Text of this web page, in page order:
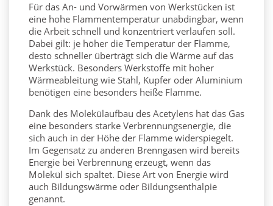
Für das An- und Vorwärmen von Werkstücken ist
eine hohe Flammentemperatur unabdingbar, wenn
die Arbeit schnell und konzentriert verlaufen soll.
Dabei gilt: je höher die Temperatur der Flamme,
desto schneller überträgt sich die Wärme auf das
Werkstück. Besonders Werkstoffe mit hoher
Wärmeableitung wie Stahl, Kupfer oder Aluminium
benötigen eine besonders heiße Flamme.
Dank des Molekülaufbau des Acetylens hat das Gas
eine besonders starke Verbrennungsenergie, die
sich auch in der Höhe der Flamme widerspiegelt.
Im Gegensatz zu anderen Brenngasen wird bereits
Energie bei Verbrennung erzeugt, wenn das
Molekül sich spaltet. Diese Art von Energie wird
auch Bildungswärme oder Bildungsenthalpie
genannt.